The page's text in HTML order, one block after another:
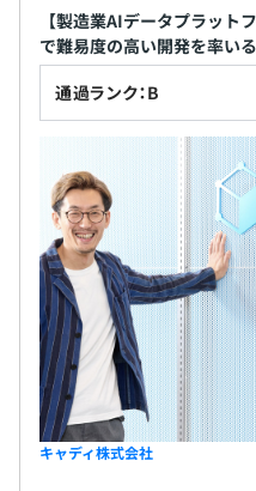
【製造業AIデータプラット
で難易度の高い開発を率い
通過ランク：B
キャディ株式会社